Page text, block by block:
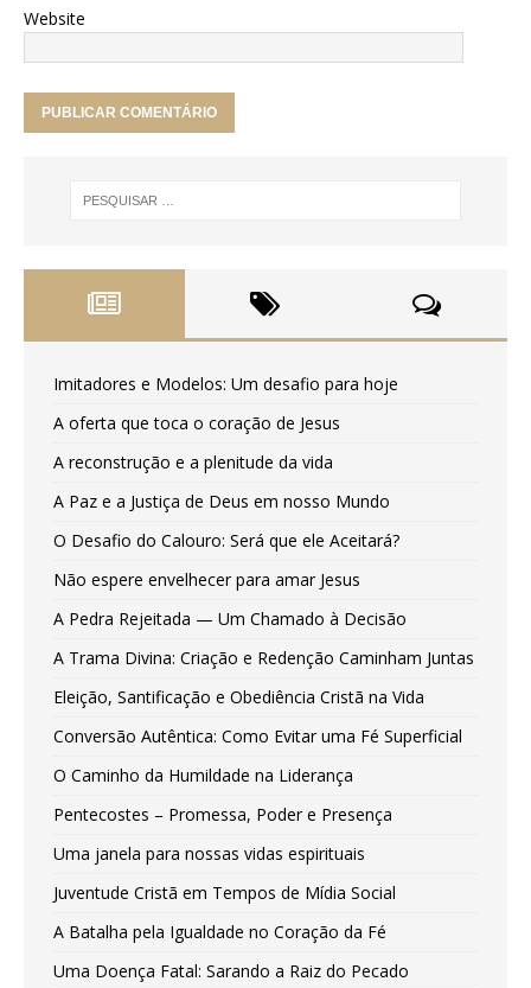
Website
Imitadores e Modelos: Um desafio para hoje
A oferta que toca o coração de Jesus
A reconstrução e a plenitude da vida
A Paz e a Justiça de Deus em nosso Mundo
O Desafio do Calouro: Será que ele Aceitará?
Não espere envelhecer para amar Jesus
A Pedra Rejeitada — Um Chamado à Decisão
A Trama Divina: Criação e Redenção Caminham Juntas
Eleição, Santificação e Obediência Cristã na Vida
Conversão Autêntica: Como Evitar uma Fé Superficial
O Caminho da Humildade na Liderança
Pentecostes – Promessa, Poder e Presença
Uma janela para nossas vidas espirituais
Juventude Cristã em Tempos de Mídia Social
A Batalha pela Igualdade no Coração da Fé
Uma Doença Fatal: Sarando a Raiz do Pecado